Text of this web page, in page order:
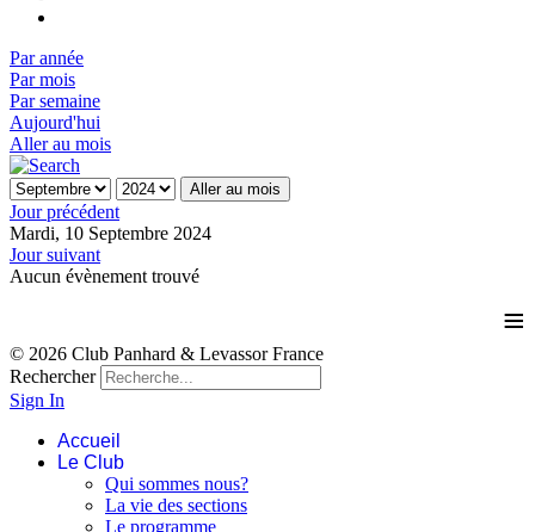
Par année
Par mois
Par semaine
Aujourd'hui
Aller au mois
Aller au mois
Jour précédent
Mardi, 10 Septembre 2024
Jour suivant
Aucun évènement trouvé
≡
© 2026 Club Panhard & Levassor France
Rechercher
Sign In
Accueil
Le Club
Qui sommes nous?
La vie des sections
Le programme